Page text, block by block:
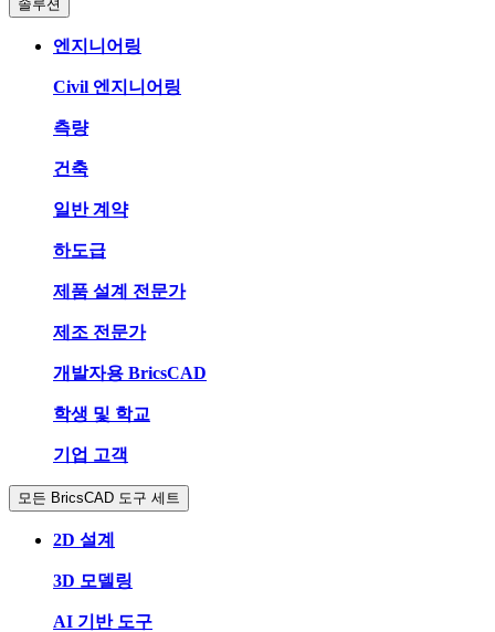
솔루션
엔지니어링
Civil 엔지니어링
측량
건축
일반 계약
하도급
제품 설계 전문가
제조 전문가
개발자용 BricsCAD
학생 및 학교
기업 고객
모든 BricsCAD 도구 세트
2D 설계
3D 모델링
AI 기반 도구